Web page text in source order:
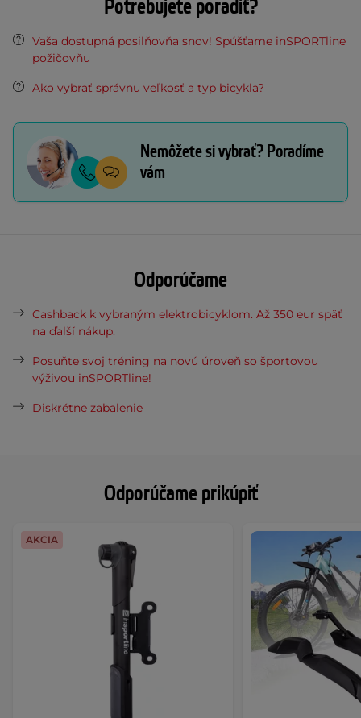
Odporúčame prikúpiť
AKCIA
Potrebujete poradiť?
Vaša dostupná posilňovňa snov! Spúšťame inSPORTline
požičovňu
Ako vybrať správnu veľkosť a typ bicykla?
Nemôžete si vybrať? Poradíme
vám
Odporúčame
Cashback k vybraným elektrobicyklom. Až 350 eur späť
na ďalší nákup.
Posuňte svoj tréning na novú úroveň so športovou
výživou inSPORTline!
Diskrétne zabalenie